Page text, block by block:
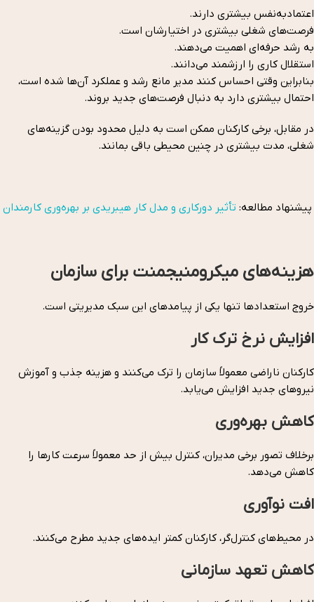
اعتمادبه‌نفس بیشتری دارند.
فرصت‌های شغلی بیشتری در اختیارشان است.
به رشد حرفه‌ای اهمیت می‌دهند.
استقلال کاری را ارزشمند می‌دانند.
بنابراین وقتی احساس کنند مدیر مانع رشد و عملکرد آن‌ها شده است،
احتمال بیشتری دارد به دنبال فرصت‌های جدید بروند.
در مقابل، برخی کارکنان ممکن است به دلیل محدود بودن گزینه‌های
شغلی، مدت بیشتری در چنین محیطی باقی بمانند.
پیشنهاد مطالعه: تأثیر دورکاری و مدل کار هیبریدی بر بهره‌وری کارمندان
هزینه‌های میکرومنیجمنت برای سازمان
خروج استعدادها تنها یکی از پیامدهای این سبک مدیریتی است.
افزایش نرخ ترک کار
کارکنان ناراضی معمولاً سازمان را ترک می‌کنند و هزینه جذب و آموزش
نیروهای جدید افزایش می‌یابد.
کاهش بهره‌وری
برخلاف تصور برخی مدیران، کنترل بیش از حد معمولاً سرعت کارها را
کاهش می‌دهد.
افت نوآوری
در محیط‌های کنترل‌گر، کارکنان کمتر ایده‌های جدید مطرح می‌کنند.
کاهش تعهد سازمانی